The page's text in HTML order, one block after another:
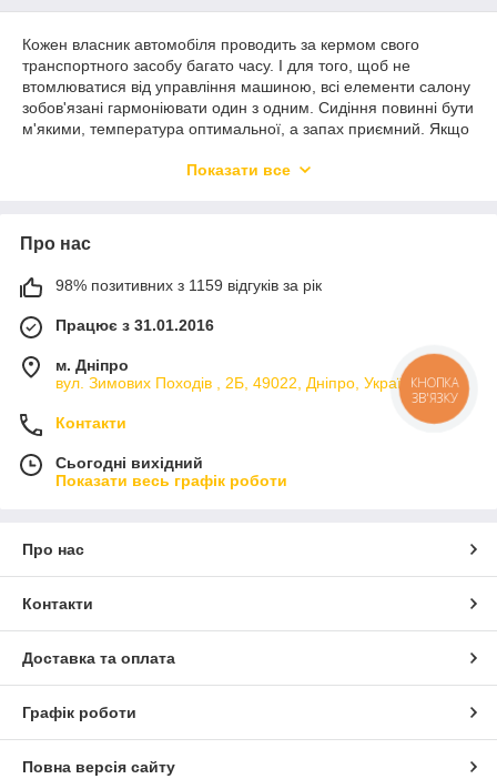
Кожен власник автомобіля проводить за кермом свого
транспортного засобу багато часу. І для того, щоб не
втомлюватися від управління машиною, всі елементи салону
зобов'язані гармоніювати один з одним. Сидіння повинні бути
м'якими, температура оптимальної, а запах приємний. Якщо
водієві важко сконцентруватися на дорозі. Не дивно, що
Які бувають пахучки в авто
Вонючки в машину представлені у величезному різноманітті,
розрізняються ціною, формою, стійкість аромату і, головне,
просочений;
рідкий.
Така смердючка коштує дешево, але у неї невелика
довговічність, запах швидко вивітрюється.
Показати все
Про нас
98% позитивних з 1159 відгуків за рік
Працює з 31.01.2016
м. Дніпро
вул. Зимових Походiв , 2Б, 49022, Дніпро, Україна
Контакти
Сьогодні вихідний
Показати весь графік роботи
Про нас
Контакти
Доставка та оплата
Графік роботи
Повна версія сайту
КНОПКА
ЗВ'ЯЗКУ